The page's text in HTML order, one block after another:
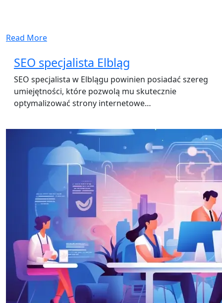
Read More
SEO specjalista Elbląg
SEO specjalista w Elblągu powinien posiadać szereg
umiejętności, które pozwolą mu skutecznie
optymalizować strony internetowe…